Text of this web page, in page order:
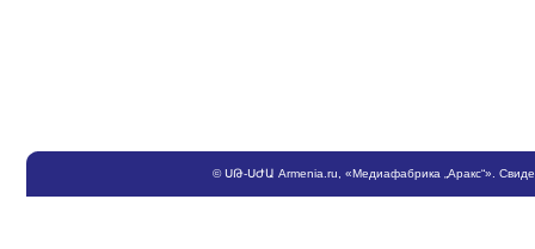
©ՍԹ-ՍԺԱ Armenia.ru , «Медиафабрика „Аракс“».